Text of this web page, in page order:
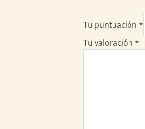
Tu puntuación *
Tu valoración *